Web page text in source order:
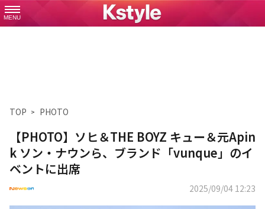
MENU
TOP PHOTO
【PHOTO】ソヒ＆THE BOYZ キュー＆元Apin
k ソン・ナウンら、ブランド「vunque」のイ
ベントに出席
2025/09/04 12:23